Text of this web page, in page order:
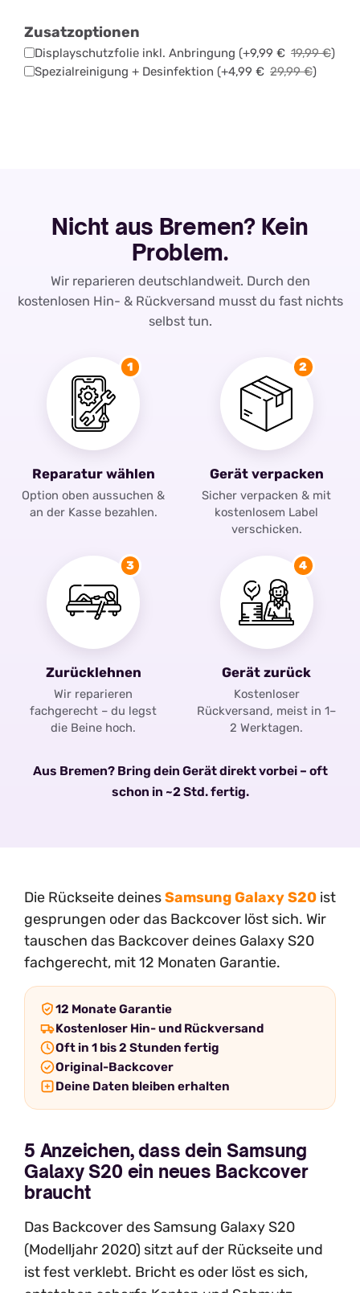
Backcover
Reparatur
Zusatzoptionen
Displayschutzfolie inkl. Anbringung (+9,99 € 19,99€)
Spezialreinigung + Desinfektion (+4,99 € 29,99€)
Nicht aus Bremen? Kein
Problem.
Wir reparieren deutschlandweit. Durch den
kostenlosen Hin- & Rückversand musst du fast nichts
selbst tun.
1
Reparatur wählen
Option oben aussuchen &
an der Kasse bezahlen.
2
Gerät verpacken
Sicher verpacken & mit
kostenlosem Label
verschicken.
3
Zurücklehnen
Wir reparieren
fachgerecht – du legst
die Beine hoch.
4
Gerät zurück
Kostenloser
Rückversand, meist in 1–
2 Werktagen.
Aus Bremen? Bring dein Gerät direkt vorbei – oft
schon in ~2 Std. fertig.
Die Rückseite deinesSamsung Galaxy S20 ist
gesprungen oder das Backcover löst sich. Wir
tauschen das Backcover deines Galaxy S20
fachgerecht, mit 12 Monaten Garantie.
12 Monate Garantie
Kostenloser Hin- und Rückversand
Oft in 1 bis 2 Stunden fertig
Original-Backcover
Deine Daten bleiben erhalten
5 Anzeichen, dass dein Samsung
Galaxy S20 ein neues Backcover
braucht
Das Backcover des Samsung Galaxy S20
(Modelljahr 2020) sitzt auf der Rückseite und
ist fest verklebt. Bricht es oder löst es sich,